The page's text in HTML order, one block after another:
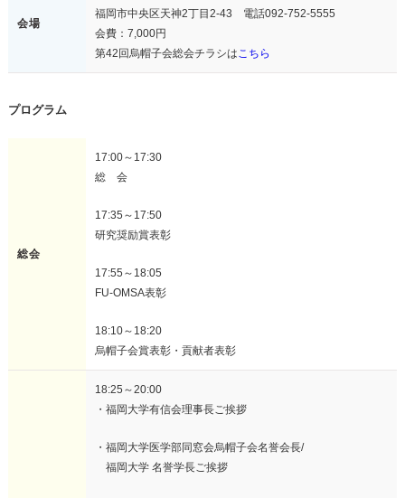
会場
福岡市中央区天神2丁目2-43 電話092-752-5555
会費：7,000円
第42回烏帽子会総会チラシはこちら
プログラム
総会
17:00～17:30
総 会
17:35～17:50
研究奨励賞表彰
17:55～18:05
FU-OMSA表彰
18:10～18:20
烏帽子会賞表彰・貢献者表彰
18:25～20:00
・福岡大学有信会理事長ご挨拶
・福岡大学医学部同窓会烏帽子会名誉会長/
福岡大学 名誉学長ご挨拶